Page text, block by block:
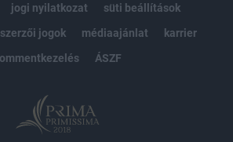
jogi nyilatkozat
süti beállítások
szerzői jogok médiaajánlat
karrier
ÁSZF